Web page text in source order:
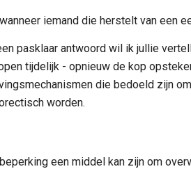
iemand die herstelt van een
pasklaar antwoord wil ik jullie
tijdelijk - opnieuw de kop
die bedoeld zijn
worden.
een middel kan zijn om